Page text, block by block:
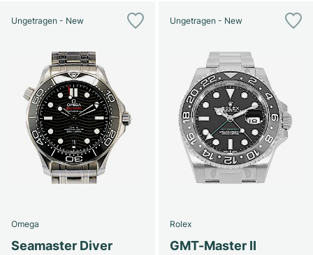
Ungetragen - New
Omega
Seamaster Diver
Ungetragen - New
Rolex
GMT-Master II